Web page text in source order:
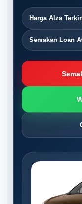
Harga Alza
Semakan Loan